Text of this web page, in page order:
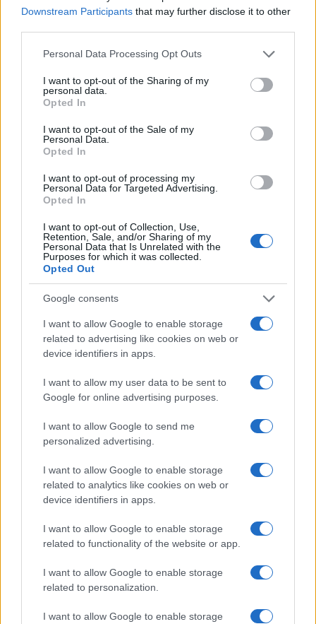
Downstream Participants that may further disclose it to other
Please note that this website/app uses one or more Google
not limited to your visit or usage behaviour. You may click to
grant or deny consent to Google and its third-party tags to
use your data for below specified purposes in below Google
consent section.
Personal Data Processing Opt Outs
I want to opt-out of the Sharing of my
personal data.
Opted In
I want to opt-out of the Sale of my
Personal Data.
Opted In
I want to opt-out of processing my
Personal Data for Targeted Advertising.
Opted In
I want to opt-out of Collection, Use,
Retention, Sale, and/or Sharing of my
Personal Data that Is Unrelated with the
Purposes for which it was collected.
Opted Out
Google consents
I want to allow Google to enable storage
related to advertising like cookies on web or
device identifiers in apps.
I want to allow my user data to be sent to
Google for online advertising purposes.
I want to allow Google to send me
personalized advertising.
I want to allow Google to enable storage
related to analytics like cookies on web or
device identifiers in apps.
I want to allow Google to enable storage
related to functionality of the website or app.
I want to allow Google to enable storage
related to personalization.
I want to allow Google to enable storage
Prima dell’invio, verificare: 1)
misurabili; 3) Allineamento ai requisiti dell’offerta; 4)
Adattamento linguistico per inglese/tedesco se
necessario; 5) Contatti e disponibilità espliciti; 6)
nominati in modo professionale. Scegliere untema
sobrio, dimensioni contenute e una firma
essenziale. Metti a fuoco un messaggio forte,
seleziona due o tre prove concrete e invia la
ogni annuncio mirato e richiedi un riscontro: la
finale può essere una richiesta di colloquio o una
proposta di breve call di conoscenza.
AUTORE
Susanna Riva
Susanna Riva osserva Bologna dalla finestra
dell’Archivio di Stato dove una volta ha
passato una settimana a consultare faldoni
sulle cooperative cittadine: quel documento
segnò la scelta editoriale di approfondire
responsabilità istituzionali. Tiene linea critica
nella redazione, amante del caffè lungo e del
taccuino sempre pieno.